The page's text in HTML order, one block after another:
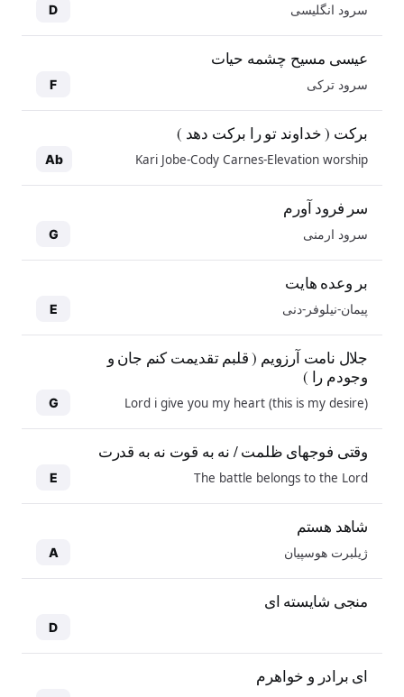
سرود انگلیسی D
عیسی مسیح چشمه حیات
سرود ترکی F
برکت ( خداوند تو را برکت دهد )
Kari Jobe-Cody Carnes-Elevation worship
Ab
سر فرود آورم
سرود ارمنی G
بر وعده هایت
پیمان-نیلوفر-دنی E
جلال نامت آرزویم ( قلبم تقدیمت کنم جان و
وجودم را )
Lord i give you my heart (this is my desire)
G
وقتی فوجهای ظلمت / نه به قوت نه به قدرت
The battle belongs to the Lord
E
شاهد هستم
ژیلبرت هوسپیان A
منجی شایسته ای
D
ای برادر و خواهرم